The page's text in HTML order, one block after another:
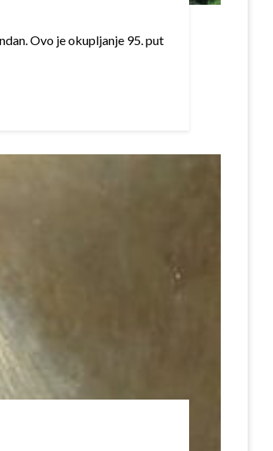
Ovo je okupljanje 95. put